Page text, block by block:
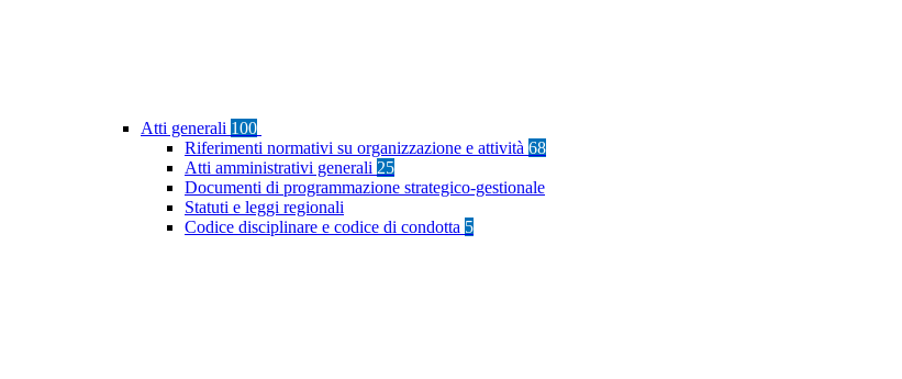
Atti generali 100
Riferimenti normativi su organizzazione e attività 68
Atti amministrativi generali 25
Documenti di programmazione strategico-gestionale
Statuti e leggi regionali
Codice disciplinare e codice di condotta 5